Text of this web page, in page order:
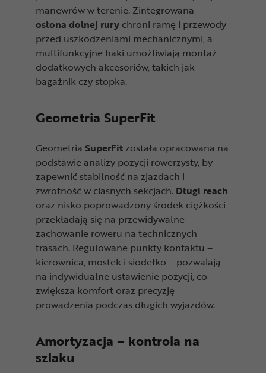
manewrów w terenie. Zintegrowana
osłona dolnej rury chroni ramę i przewody
przed uszkodzeniami mechanicznymi, a
multifunkcyjne haki umożliwiają montaż
dodatkowych akcesoriów, takich jak
bagażnik czy stopka.
Geometria SuperFit
Geometria SuperFit została opracowana na
podstawie analizy pozycji rowerzysty, by
zapewnić stabilność na zjazdach i
zwrotność w ciasnych sekcjach. Długi reach
oraz nisko poprowadzony środek ciężkości
przekładają się na przewidywalne
zachowanie roweru na technicznych
trasach. Regulowane punkty kontaktu –
kierownica, mostek i siodełko – pozwalają
na indywidualne ustawienie pozycji, co
zwiększa komfort oraz precyzję
prowadzenia podczas długich wyjazdów.
Amortyzacja – kontrola na
szlaku